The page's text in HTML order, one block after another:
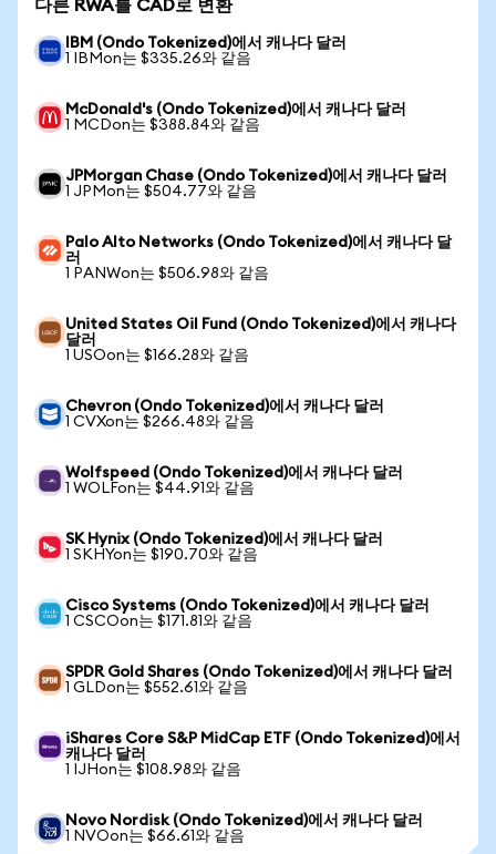
다른 RWA를 CAD로 변환
IBM (Ondo Tokenized)에서 캐나다 달러
1 IBMon는 $335.26와 같음
McDonald's (Ondo Tokenized)에서 캐나다 달러
1 MCDon는 $388.84와 같음
JPMorgan Chase (Ondo Tokenized)에서 캐나다 달러
1 JPMon는 $504.77와 같음
Palo Alto Networks (Ondo Tokenized)에서 캐나다 달
러
1 PANWon는 $506.98와 같음
United States Oil Fund (Ondo Tokenized)에서 캐나다
달러
1 USOon는 $166.28와 같음
Chevron (Ondo Tokenized)에서 캐나다 달러
1 CVXon는 $266.48와 같음
Wolfspeed (Ondo Tokenized)에서 캐나다 달러
1 WOLFon는 $44.91와 같음
SK Hynix (Ondo Tokenized)에서 캐나다 달러
1 SKHYon는 $190.70와 같음
Cisco Systems (Ondo Tokenized)에서 캐나다 달러
1 CSCOon는 $171.81와 같음
SPDR Gold Shares (Ondo Tokenized)에서 캐나다 달러
1 GLDon는 $552.61와 같음
iShares Core S&P MidCap ETF (Ondo Tokenized)에서
캐나다 달러
1 IJHon는 $108.98와 같음
Novo Nordisk (Ondo Tokenized)에서 캐나다 달러
1 NVOon는 $66.61와 같음